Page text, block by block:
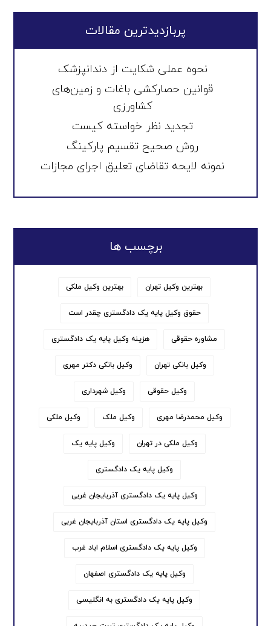
پربازدیدترین مقالات
نحوه عملی شکایت از دندانپزشک
قوانین حصارکشی باغات و زمین‌های
کشاورزی
تجدید نظر خواسته کیست
روش صحیح تقسیم پارکینگ
نمونه لایحه تقاضای تعلیق اجرای مجازات
برچسب ها
بهترین وکیل تهران بهترین وکیل ملکی
حقوق وکیل پایه یک دادگستری چقدر است
مشاوره حقوقی هزینه وکیل پایه یک دادگستری
وکیل بانکی تهران وکیل بانکی دکتر مهری
وکیل حقوقی وکیل شهرداری
وکیل محمدرضا مهری وکیل ملک وکیل ملکی
وکیل ملکی در تهران وکیل پایه یک
وکیل پایه یک دادگستری
وکیل پایه یک دادگستری آذربایجان غربی
وکیل پایه یک دادگستری استان آذربایجان غربی
وکیل پایه یک دادگستری اسلام اباد غرب
وکیل پایه یک دادگستری اصفهان
وکیل پایه یک دادگستری به انگلیسی